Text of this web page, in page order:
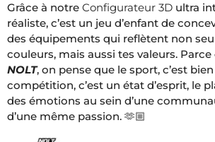
Grâce à notre Configurateur 3D ultra
réaliste, c’est un jeu d’enfant de
des équipements qui reflètent non
couleurs, mais aussi tes valeurs.
NOLT, on pense que le sport, c’est
compétition, c’est un état d’esprit, le
des émotions au sein d’une
d’une même passion. 🫶🏼